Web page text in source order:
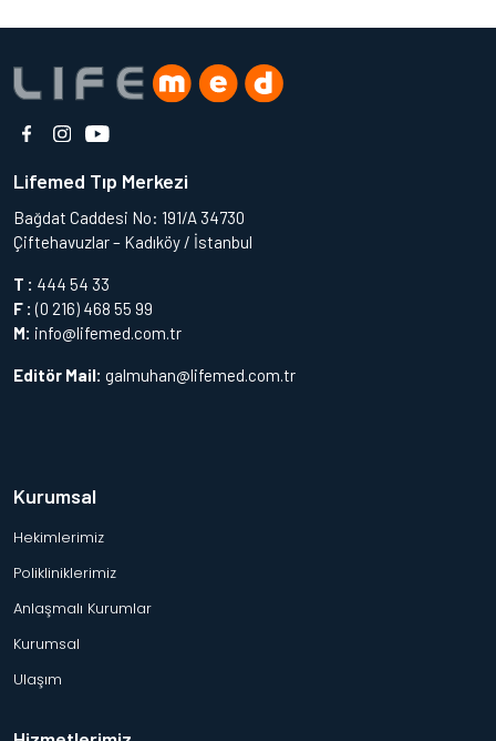
Lifemed Tıp Merkezi
Bağdat Caddesi No: 191/A 34730
Çiftehavuzlar – Kadıköy / İstanbul
T : 444 54 33
F : (0 216) 468 55 99
M: info@lifemed.com.tr
Editör Mail: galmuhan@lifemed.com.tr
Kurumsal
Hekimlerimiz
Polikliniklerimiz
Anlaşmalı Kurumlar
Kurumsal
Ulaşım